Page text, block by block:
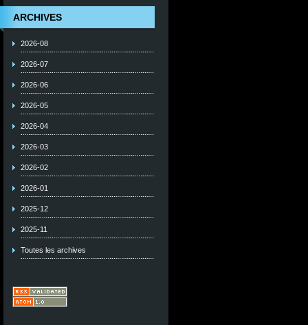
ARCHIVES
2026-08
2026-07
2026-06
2026-05
2026-04
2026-03
2026-02
2026-01
2025-12
2025-11
Toutes les archives